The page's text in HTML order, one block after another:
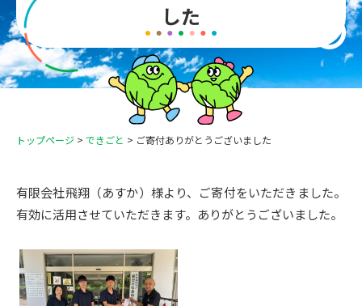
した
トップページ > できごと > ご寄付ありがとうございました
有限会社飛翔（あすか）様より、ご寄付をいただきました。
有効に活用させていただきます。ありがとうございました。